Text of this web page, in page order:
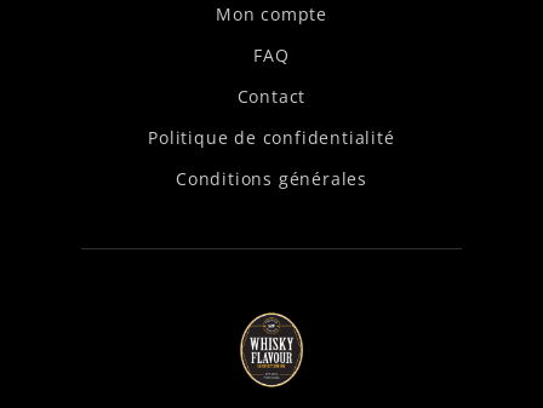
Mon compte
FAQ
Contact
Politique de confidentialité
Conditions générales